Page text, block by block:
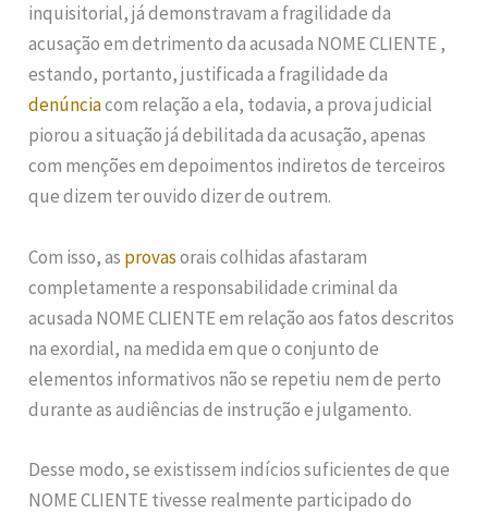
inquisitorial, já demonstravam a fragilidade da
acusação em detrimento da acusada NOME CLIENTE ,
estando, portanto, justificada a fragilidade da
denúnciacom relação a ela, todavia, a prova judicial
piorou a situação já debilitada da acusação, apenas
com menções em depoimentos indiretos de terceiros
que dizem ter ouvido dizer de outrem.
Com isso, as provasorais colhidas afastaram
completamente a responsabilidade criminal da
acusada NOME CLIENTE em relação aos fatos descritos
na exordial, na medida em que o conjunto de
elementos informativos não se repetiu nem de perto
durante as audiências de instrução e julgamento.
Desse modo, se existissem indícios suficientes de que
NOME CLIENTE tivesse realmente participado do